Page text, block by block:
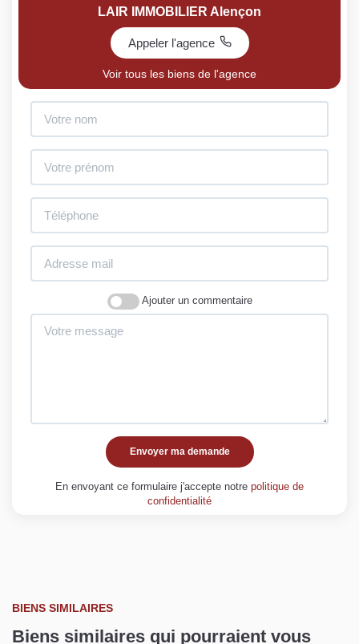
LAIR IMMOBILIER Alençon
Appeler l'agence
Voir tous les biens de l'agence
Ajouter un commentaire
Envoyer ma demande
En envoyant ce formulaire j'accepte notre politique de
confidentialité
BIENS SIMILAIRES
Biens similaires qui pourraient vous